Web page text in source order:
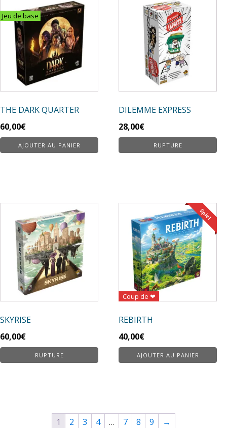
Jeu de base
THE DARK QUARTER
60,00€
AJOUTER AU PANIER
DILEMME EXPRESS
28,00€
RUPTURE
SKYRISE
60,00€
RUPTURE
Coup de ❤
Spiel
REBIRTH
40,00€
AJOUTER AU PANIER
1 2 3 4 … 7 8 9 →